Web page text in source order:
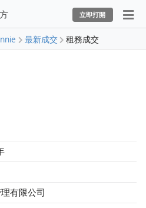
立即打開
最新成交 租務成交
有限公司